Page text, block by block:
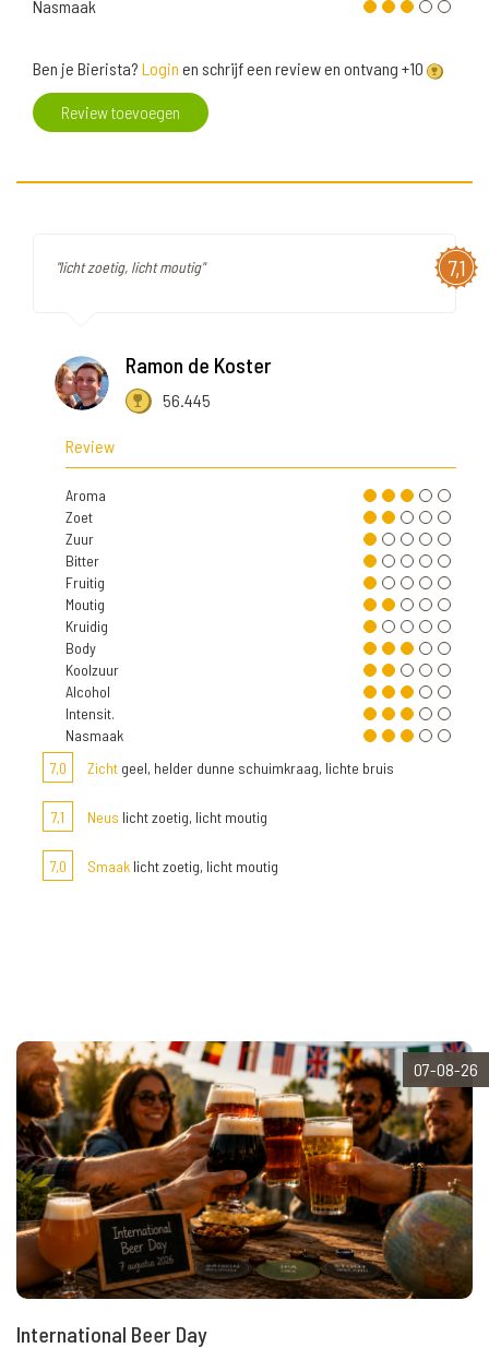
Nasmaak
Ben je Bierista? Login en schrijf een review en ontvang +10
Review toevoegen
7,1
"licht zoetig, licht moutig"
Ramon de Koster
56.445
Review
Aroma
Zoet
Zuur
Bitter
Fruitig
Moutig
Kruidig
Body
Koolzuur
Alcohol
Intensit.
Nasmaak
7,0
Zicht geel, helder dunne schuimkraag, lichte bruis
7,1 Neus licht zoetig, licht moutig
7,0 Smaak licht zoetig, licht moutig
07-08-26
International Beer Day